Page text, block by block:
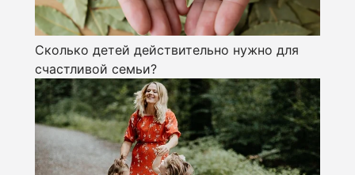
Сколько детей действительно нужно для
счастливой семьи?